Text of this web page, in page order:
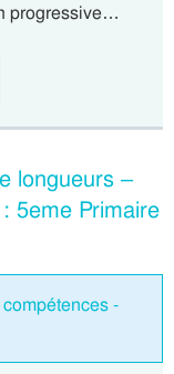
progressive…
longueurs –
5eme Primaire
-